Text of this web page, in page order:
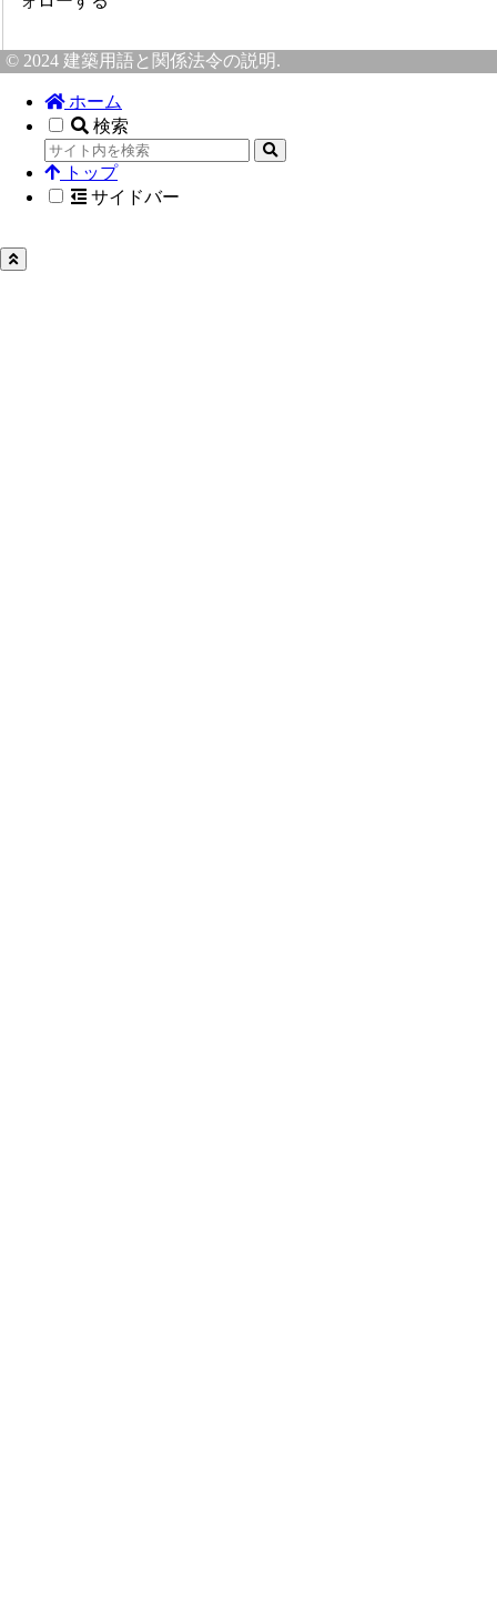
© 2024 建築用語と関係法令の説明.
ホーム
検索
トップ
サイドバー